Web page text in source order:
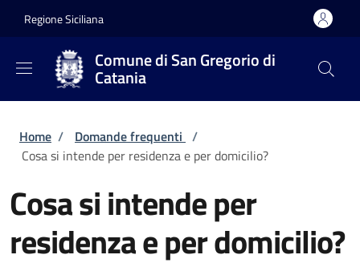
Regione Siciliana
Comune di San Gregorio di
Catania
Briciole di pane
Home / Domande frequenti /
Cosa si intende per residenza e per domicilio?
Cosa si intende per
residenza e per domicilio?